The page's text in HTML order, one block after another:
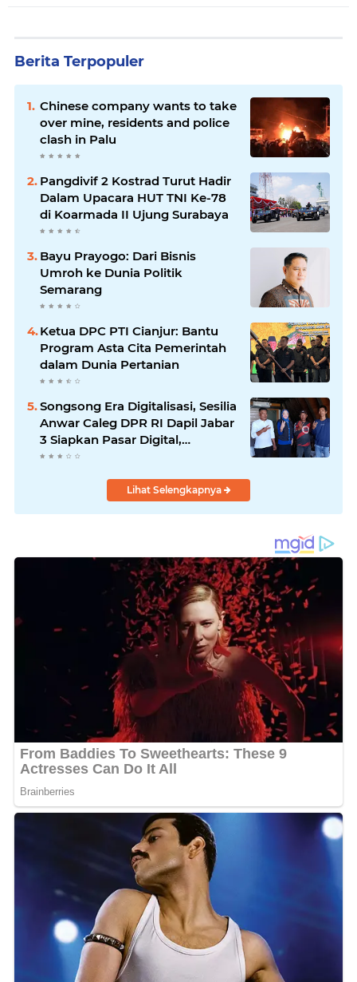
Berita Terpopuler
Chinese company wants to take
over mine, residents and police
clash in Palu
Pangdivif 2 Kostrad Turut Hadir
Dalam Upacara HUT TNI Ke-78
di Koarmada II Ujung Surabaya
Bayu Prayogo: Dari Bisnis
Umroh ke Dunia Politik
Semarang
Ketua DPC PTI Cianjur: Bantu
Program Asta Cita Pemerintah
dalam Dunia Pertanian
Songsong Era Digitalisasi, Sesilia
Anwar Caleg DPR RI Dapil Jabar
3 Siapkan Pasar Digital,
Pemasaran Komoditas Petani
Lihat Selengkapnya